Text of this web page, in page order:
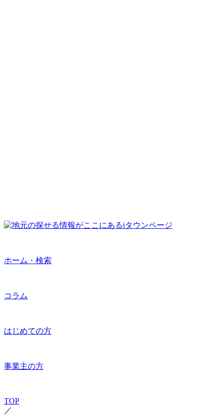
ホーム・検索
コラム
はじめての方
事業主の方
TOP
／